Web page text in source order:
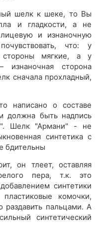
шелк к шеке, то Вы
и гладкости, а не
и изнаночную
что: у
мягкие, а у
изнаночная сторона
сначала прохладный,
написано о составе
должна быть надпись
Шелк "Армани" - не
синтетика с
бдительны
он тлеет, оставляя
пера, т.к. это
синтетики
комочки,
раздавить пальцами. А
синтетический